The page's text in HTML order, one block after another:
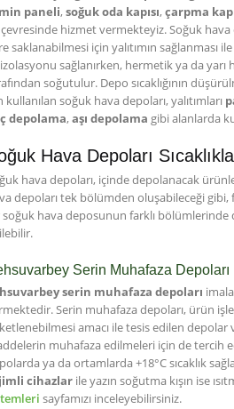
paneli,soğuk oda kapısı,çarpma
hizmet vermekteyiz. Soğuk hava
saklanabilmesi için yalıtımın
sağlanırken, hermetik ya da
soğutulur. Depo sıcaklığının
kullanılan soğuk hava depoları, yalıtımları
depolama,aşı depolama gibi alanlarda
Hava Depoları
hava depoları, içinde depolanacak
depoları tek bölümden oluşabileceği
soğuk hava deposunun farklı bölümlerinde
Serin Muhafaza Depoları
serin muhafaza depoları
Serin muhafaza depoları, ürün
amacı ile tesis edilen
muhafaza edilmeleri için de tercih
ya da ortamlarda +18°C sıcaklık
cihazlar ile yazın soğutma kışın ise
sayfamızı inceleyebilirsiniz.